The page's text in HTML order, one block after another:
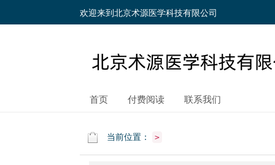
欢迎来到北京术源医学科技有限公司
首页 付费阅读 联系我们
当前位置： >